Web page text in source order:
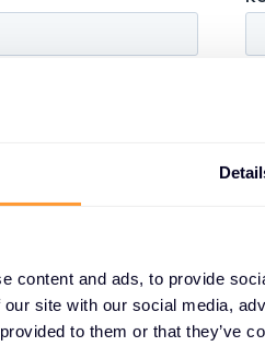
content and ads, to provide
site with our social media,
to them or that they’ve